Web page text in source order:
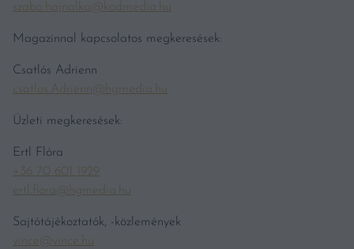
szabo.hajnalka@kodmedia.hu
Magazinnal kapcsolatos megkeresések:
Csatlós Adrienn
csatlos.Adrienn@hgmedia.hu
Üzleti megkeresések:
Ertl Flóra
+36 70 601 1929
ertl.flora@hgmedia.hu
Sajtótájékoztatók, -közlemények
vince@vince.hu